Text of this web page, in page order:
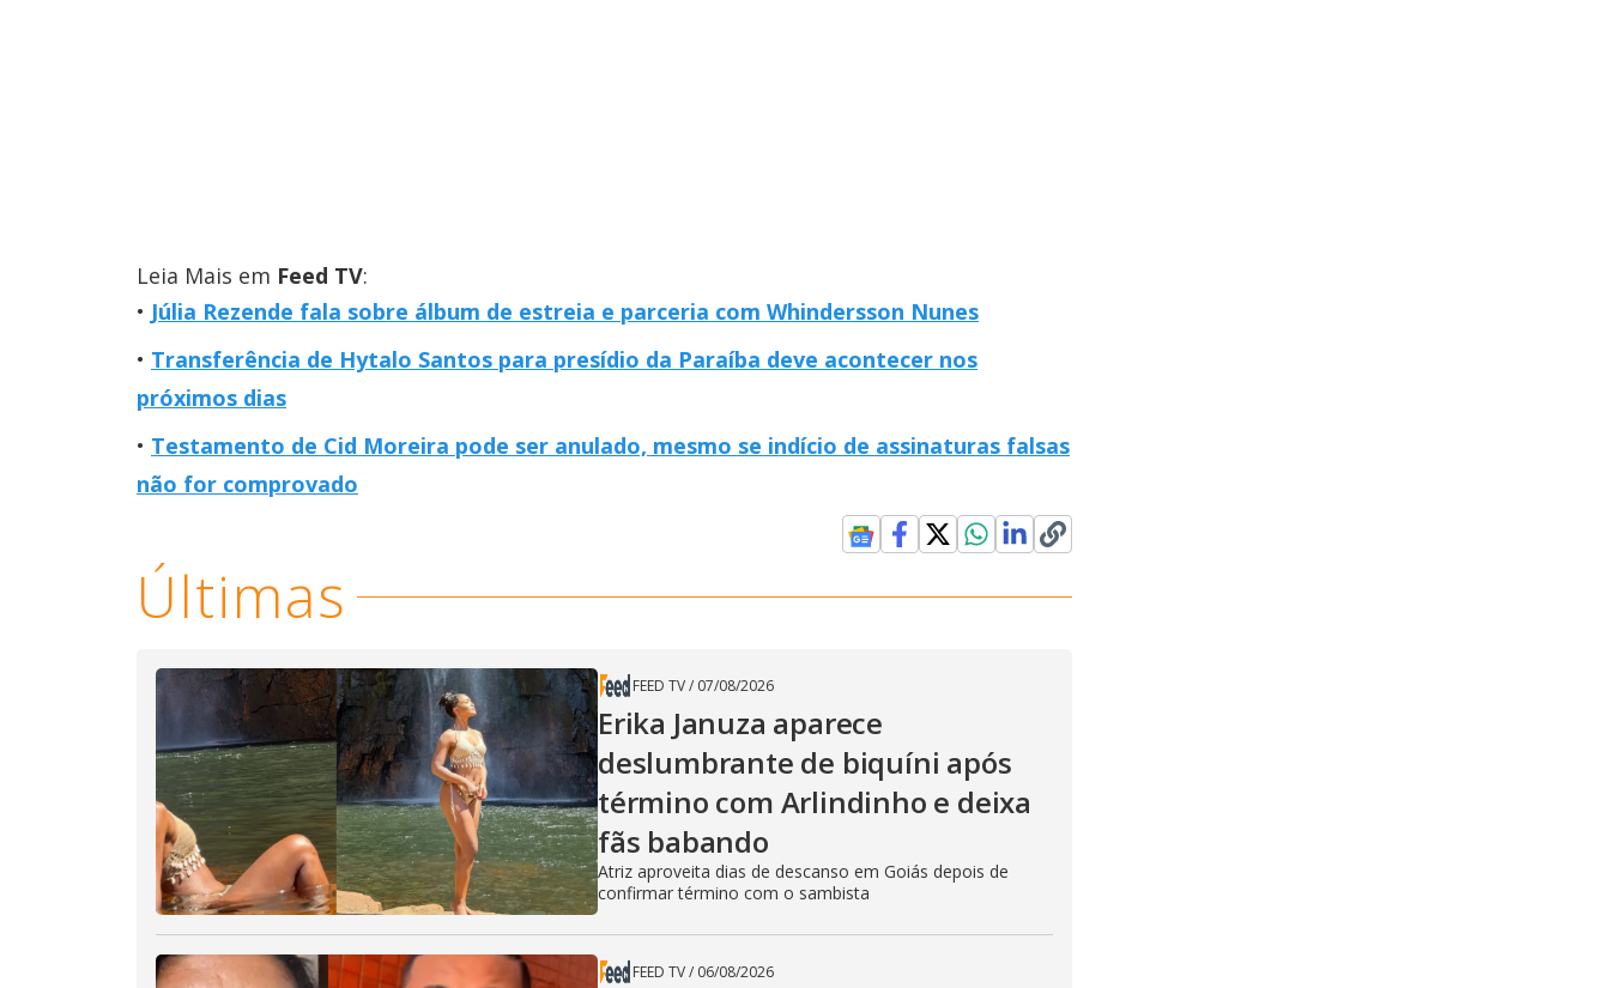
Leia Mais em Feed TV:
Júlia Rezende fala sobre álbum de estreia e parceria com Whindersson Nunes
Transferência de Hytalo Santos para presídio da Paraíba deve acontecer nos
próximos dias
Testamento de Cid Moreira pode ser anulado, mesmo se indício de assinaturas falsas
não for comprovado
Últimas
FEED TV/ 07/08/2026
Erika Januza aparece
deslumbrante de biquíni após
término com Arlindinho e deixa
fãs babando
Atriz aproveita dias de descanso em Goiás depois de
confirmar término com o sambista
FEED TV/ 06/08/2026